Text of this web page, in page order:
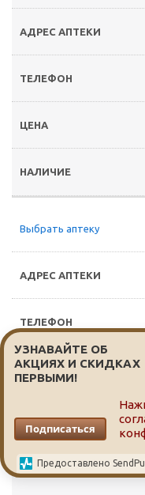
Выбрать аптеку
Выбрать аптеку
УЗНАВАЙТЕ ОБ
АКЦИЯХ И СКИДКАХ
ПЕРВЫМИ!
Подписаться
Предоставлено